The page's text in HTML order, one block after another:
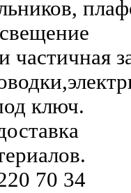
частичная
ключ.
70 34